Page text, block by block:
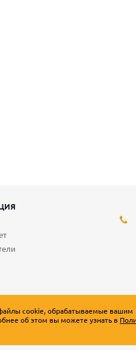
437 Гражданского кодекса
cookie, обрабатываемые вашим
об этом вы можете узнать в